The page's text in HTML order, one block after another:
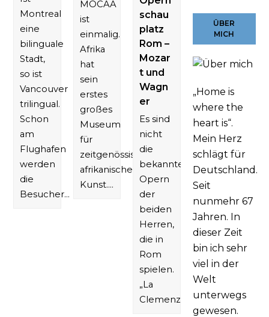
Montreal
eine
bilinguale
Stadt,
so ist
Vancouver
trilingual.
Schon
am
Flughafen
werden
die
Besucher…
MOCAA
ist
einmalig.
Afrika
hat
sein
erstes
großes
Museum
für
zeitgenössische
afrikanische
Kunst.…
schau
platz
Rom –
Mozar
t und
Wagn
er
Es sind
nicht
die
bekanntesten
Opern
der
beiden
Herren,
die in
Rom
spielen.
„La
Clemenza…
ÜBER
MICH
„Home is
where the
heart is“.
Mein Herz
schlägt für
Deutschland.
Seit
nunmehr 67
Jahren. In
dieser Zeit
bin ich sehr
viel in der
Welt
unterwegs
gewesen.